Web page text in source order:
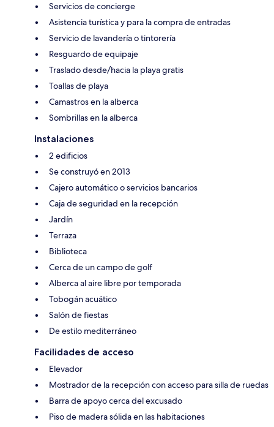
Servicios de concierge
Asistencia turística y para la compra de entradas
Servicio de lavandería o tintorería
Resguardo de equipaje
Traslado desde/hacia la playa gratis
Toallas de playa
Camastros en la alberca
Sombrillas en la alberca
Instalaciones
2 edificios
Se construyó en 2013
Cajero automático o servicios bancarios
Caja de seguridad en la recepción
Jardín
Terraza
Biblioteca
Cerca de un campo de golf
Alberca al aire libre por temporada
Tobogán acuático
Salón de fiestas
De estilo mediterráneo
Facilidades de acceso
Elevador
Mostrador de la recepción con acceso para silla de ruedas
Barra de apoyo cerca del excusado
Piso de madera sólida en las habitaciones